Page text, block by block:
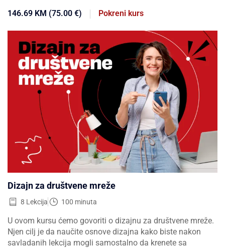
146.69 KM (75.00 €) Pokreni kurs
Dizajn za društvene mreže
8 Lekcija 100 minuta
U ovom kursu ćemo govoriti o dizajnu za društvene mreže.
Njen cilj je da naučite osnove dizajna kako biste nakon
savladanih lekcija mogli samostalno da krenete sa